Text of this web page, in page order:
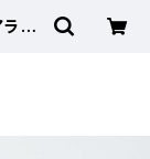
ム